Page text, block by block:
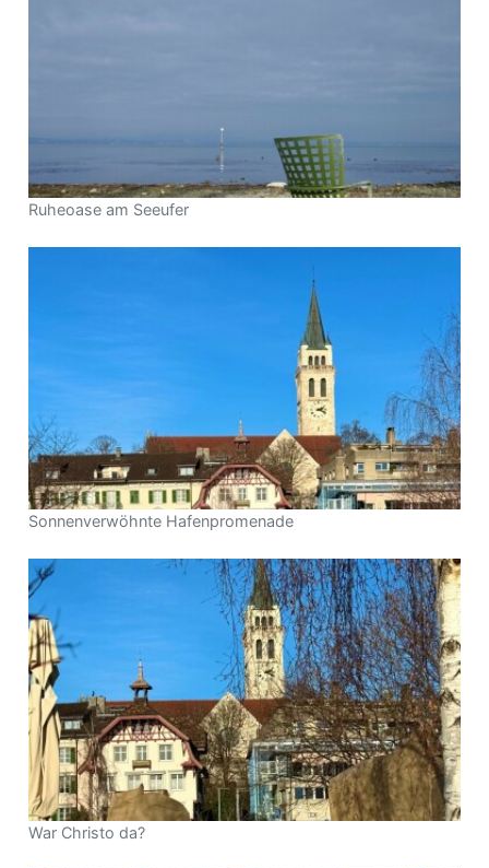
Ruheoase am Seeufer
Sonnenverwöhnte Hafenpromenade
War Christo da?